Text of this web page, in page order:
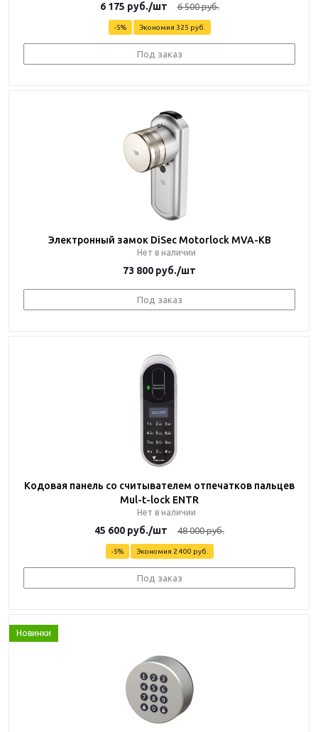
6 175 руб./шт 6 500руб.
-5% Экономия 325 руб.
Под заказ
Электронный замок DiSec Motorlock MVA-KB
Нет в наличии
73 800 руб./шт
Под заказ
Кодовая панель со считывателем отпечатков пальцев
Mul-t-lock ENTR
Нет в наличии
45 600 руб./шт 48 000руб.
-5% Экономия 2 400 руб.
Под заказ
Новинки